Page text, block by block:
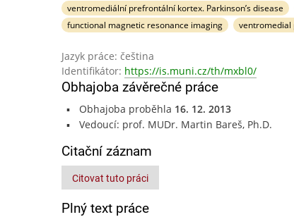
ventromediální prefrontální kortex. Parkinson’s disease
functional magnetic resonance imaging
ventromedial
Jazyk práce: čeština
Identifikátor: https://is.muni.cz/th/mxbl0/
Obhajoba závěrečné práce
Obhajoba proběhla 16. 12. 2013
Vedoucí: prof. MUDr. Martin Bareš, Ph.D.
Citační záznam
Citovat tuto práci
Plný text práce